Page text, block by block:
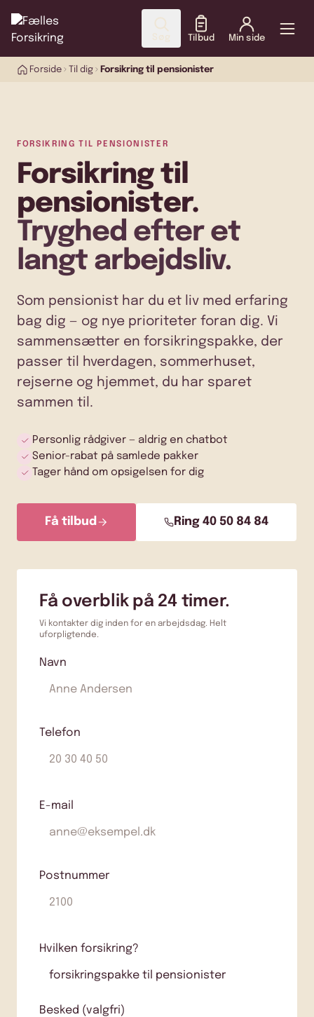
Søg Tilbud Min side
Forside Til dig Forsikring til pensionister
FORSIKRING TIL PENSIONISTER
Forsikring til
pensionister.
Tryghed efter et
langt arbejdsliv.
Som pensionist har du et liv med erfaring
bag dig — og nye prioriteter foran dig. Vi
sammensætter en forsikringspakke, der
passer til hverdagen, sommerhuset,
rejserne og hjemmet, du har sparet
sammen til.
Personlig rådgiver — aldrig en chatbot
Senior-rabat på samlede pakker
Tager hånd om opsigelsen for dig
Få tilbud Ring 40 50 84 84
Få overblik på 24 timer.
Vi kontakter dig inden for en arbejdsdag. Helt
uforpligtende.
Navn
Telefon
E-mail
Postnummer
Hvilken forsikring?
Besked (valgfri)